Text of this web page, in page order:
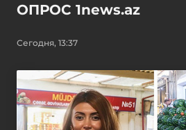
ОПРОС 1news.az
Сегодня, 13:37